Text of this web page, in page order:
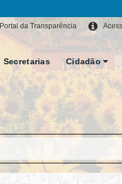
Portal da Transparência
Secretarias Cidadão